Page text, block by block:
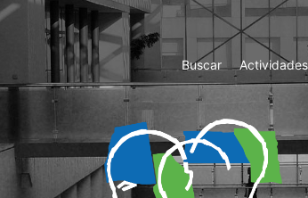
Top
Menu
Buscar Actividades